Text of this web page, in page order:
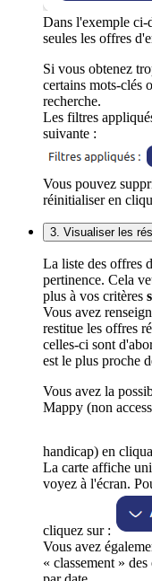
Dans l'exemple ci-
seules les offres
Si vous obtenez
certains mots-clés
recherche.
Les filtres
suivante :
Vous pouvez
réinitialiser en
3. Visualiser les
La liste des offres
pertinence. Cela
plus à vos critères
Vous avez
restitue les offres
celles-ci sont
est le plus proche
Vous avez la
Mappy (non
handicap) en
La carte affiche
voyez à l'écran.
cliquez sur :
Vous avez
« classement »